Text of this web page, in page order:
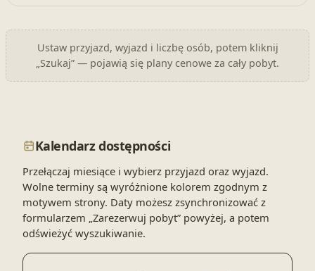
Ustaw przyjazd, wyjazd i liczbę osób, potem kliknij
„Szukaj” — pojawią się plany cenowe za cały pobyt.
Kalendarz dostępności
Przełączaj miesiące i wybierz przyjazd oraz wyjazd.
Wolne terminy są wyróżnione kolorem zgodnym z
motywem strony. Daty możesz zsynchronizować z
formularzem „Zarezerwuj pobyt” powyżej, a potem
odświeżyć wyszukiwanie.